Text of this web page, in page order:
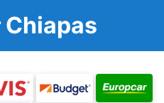
تأجير سيارة في Chiapas